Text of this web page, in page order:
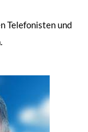
Telefonisten und